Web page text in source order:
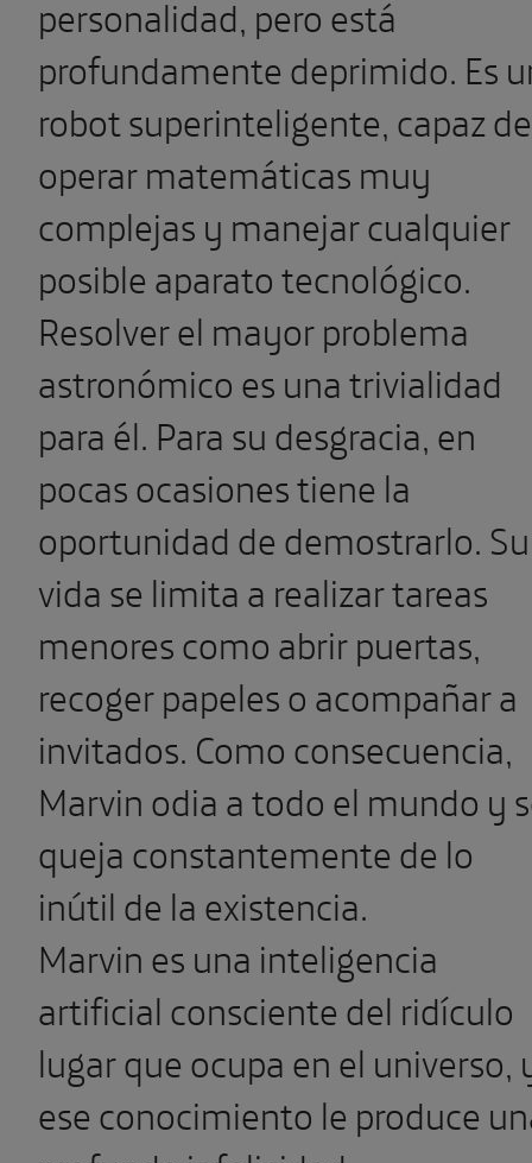
personalidad, pero está
profundamente deprimido. Es
robot superinteligente, capaz de
operar matemáticas muy
complejas y manejar cualquier
posible aparato tecnológico.
Resolver el mayor problema
astronómico es una trivialidad
para él. Para su desgracia, en
pocas ocasiones tiene la
oportunidad de demostrarlo. Su
vida se limita a realizar tareas
menores como abrir puertas,
recoger papeles o acompañar a
invitados. Como consecuencia,
Marvin odia a todo el mundo y
queja constantemente de lo
inútil de la existencia.
Marvin es una inteligencia
artificial consciente del ridículo
lugar que ocupa en el universo,
ese conocimiento le produce